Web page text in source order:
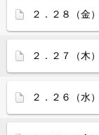
２．２８（金
２．２７（木
２．２６（水